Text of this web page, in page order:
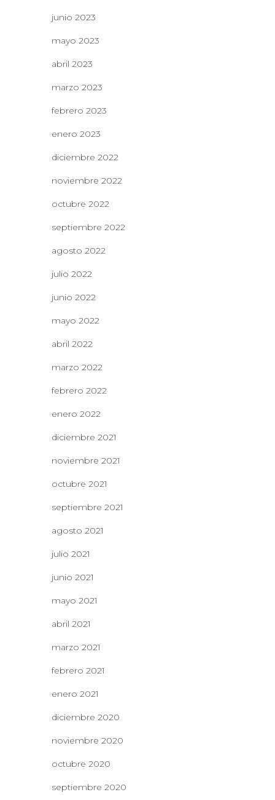
junio 2023
mayo 2023
abril 2023
marzo 2023
febrero 2023
enero 2023
diciembre 2022
noviembre 2022
octubre 2022
septiembre 2022
agosto 2022
julio 2022
junio 2022
mayo 2022
abril 2022
marzo 2022
febrero 2022
enero 2022
diciembre 2021
noviembre 2021
octubre 2021
septiembre 2021
agosto 2021
julio 2021
junio 2021
mayo 2021
abril 2021
marzo 2021
febrero 2021
enero 2021
diciembre 2020
noviembre 2020
octubre 2020
septiembre 2020